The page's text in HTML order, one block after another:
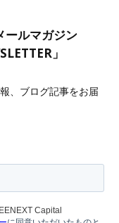
ールマガジン
」
、ブログ記事をお届